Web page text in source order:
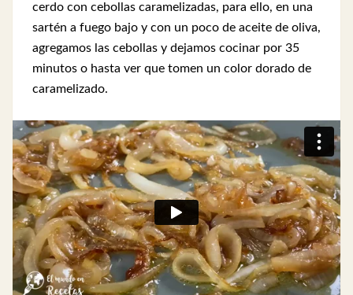
cerdo con cebollas caramelizadas, para ello, en una
sartén a fuego bajo y con un poco de aceite de oliva,
agregamos las cebollas y dejamos cocinar por 35
minutos o hasta ver que tomen un color dorado de
caramelizado.